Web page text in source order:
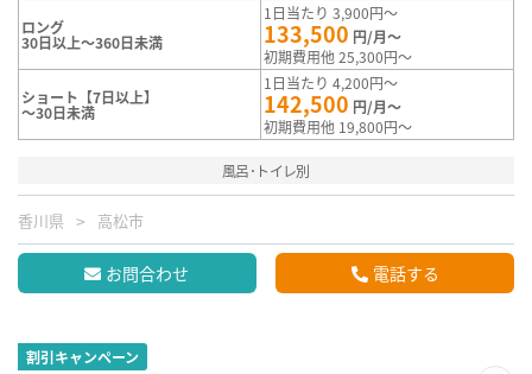
ロング
30日以上～360日未満
1日当たり 3,900円～
133,500 円/月～
初期費用他 25,300円～
ショート【7日以上】
～30日未満
1日当たり 4,200円～
142,500 円/月～
初期費用他 19,800円～
風呂･トイレ別
香川県 高松市
お問合わせ 電話する
割引キャンペーン